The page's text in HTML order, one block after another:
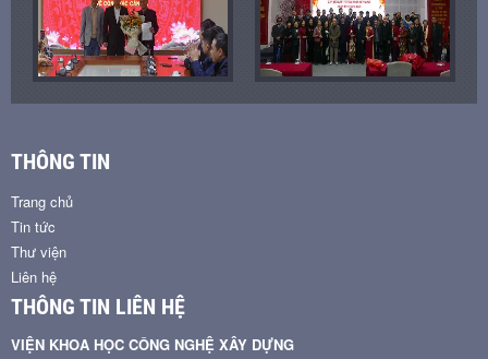
THÔNG TIN
Trang chủ
Tin tức
Thư viện
Liên hệ
THÔNG TIN LIÊN HỆ
VIỆN KHOA HỌC CÔNG NGHỆ XÂY DỰNG